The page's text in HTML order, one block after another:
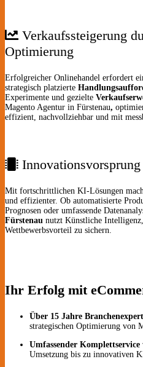
Verkaufssteigerung
Optimierung
Erfolgreicher Onlinehandel erfordert
strategisch platzierte
Experimente und gezielte
Magento Agentur in Fürstenau,
effizient, nachvollziehbar und mit
Mit fortschrittlichen KI-Lösungen
und effizienter. Ob automatisierte
Prognosen oder umfassende
Fürstenau nutzt Künstliche
Wettbewerbsvorteil zu sichern.
Ihr Erfolg mit
Über 15 Jahre
strategischen Optimierung von
Umfassender Komplettservice
Umsetzung bis zu innovativen